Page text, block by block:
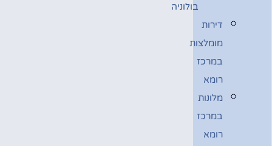
בולוניה
דירות
מומלצות
במרכז
רומא
מלונות
במרכז
רומא